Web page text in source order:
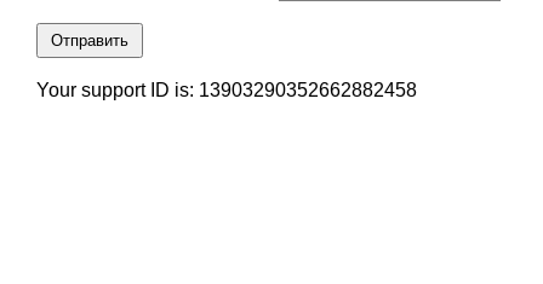
Отправить
Your support ID is: 13903290352662882458